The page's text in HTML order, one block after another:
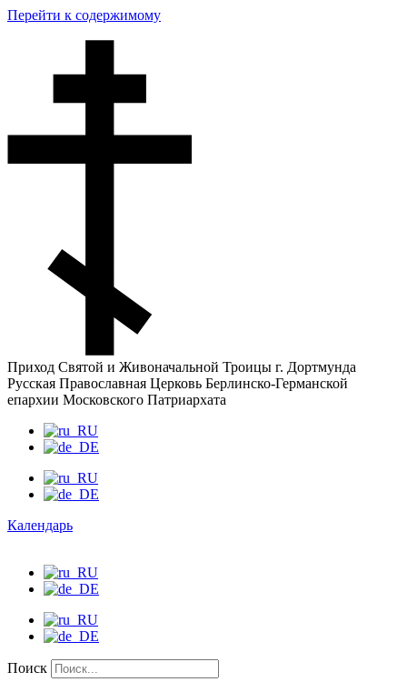
Перейти к содержимому
Приход Святой и Живоначальной Троицы г. Дортмунда
Русская Православная Церковь Берлинско-Германской
епархии Московского Патриархата
Календарь
Поиск